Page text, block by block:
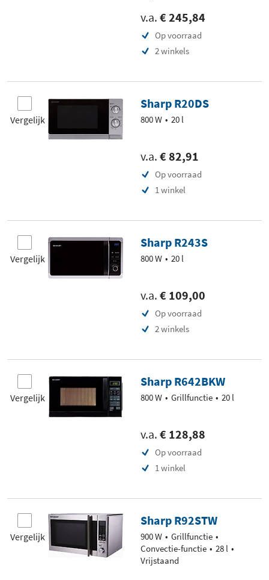
v.a. € 245,84
Op voorraad
2 winkels
Vergelijk
Sharp R20DS
800 W 20 l
v.a. € 82,91
Op voorraad
1 winkel
Vergelijk
Sharp R243S
800 W 20 l
v.a. € 109,00
Op voorraad
2 winkels
Vergelijk
Sharp R642BKW
800 W Grillfunctie 20 l
v.a. € 128,88
Op voorraad
1 winkel
Vergelijk
Sharp R92STW
900 W
Grillfunctie
Convectie-functie
28 l
Vrijstaand